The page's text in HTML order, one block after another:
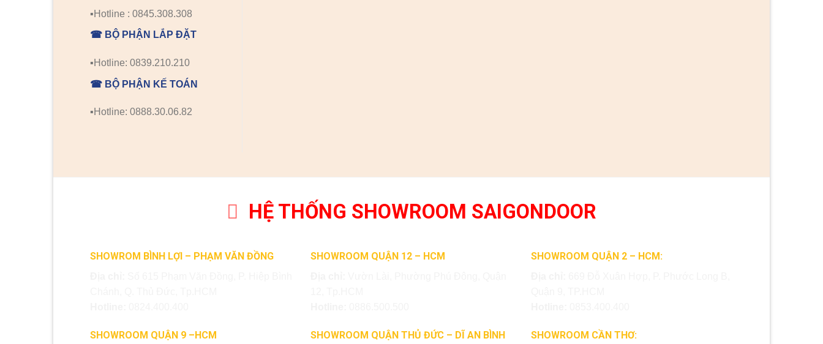
▪️Hotline : 0845.308.308
☎ BỘ PHẬN LẮP ĐẶT
▪️Hotline: 0839.210.210
☎ BỘ PHẬN KẾ TOÁN
▪️Hotline: 0888.30.06.82
HỆ THỐNG SHOWROOM SAIGONDOOR
SHOWROM BÌNH LỢI – PHẠM VĂN ĐỒNG
SHOWROOM QUẬN 9 –HCM
SHOWROOM QUẬN 12 – HCM
SHOWROOM QUẬN THỦ ĐỨC – DĨ AN BÌNH
SHOWROOM QUẬN 2 – HCM:
SHOWROOM CẦN THƠ: